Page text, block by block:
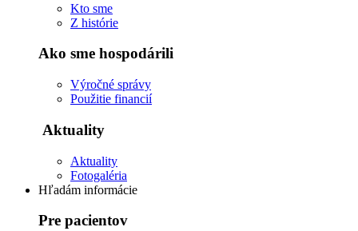
Kto sme
Z histórie
Ako sme hospodárili
Výročné správy
Použitie financií
Aktuality
Aktuality
Fotogaléria
Hľadám informácie
Pre pacientov